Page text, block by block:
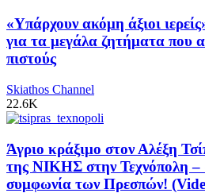
«Υπάρχουν ακόμη άξιοι
για τα μεγάλα ζητήματα που
πιστούς
Skiathos Channel
22.6K
Άγριο κράξιμο στον Αλέξη
της ΝΙΚΗΣ στην Τεχνόπολη –
συμφωνία των Πρεσπών!